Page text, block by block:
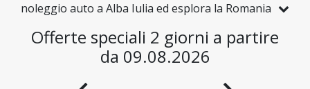
noleggio auto a Alba Iulia ed esplora la Romania
veicoli con sconti reali, per farti godere un
viaggio senza pensieri con un budget eccellente.
Offerte speciali 2 giorni a partire
da 09.08.2026